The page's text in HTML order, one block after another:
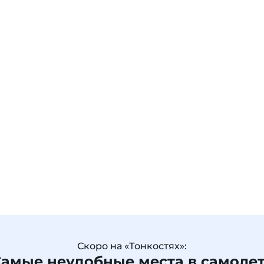
Скоро на «Тонкостях»: